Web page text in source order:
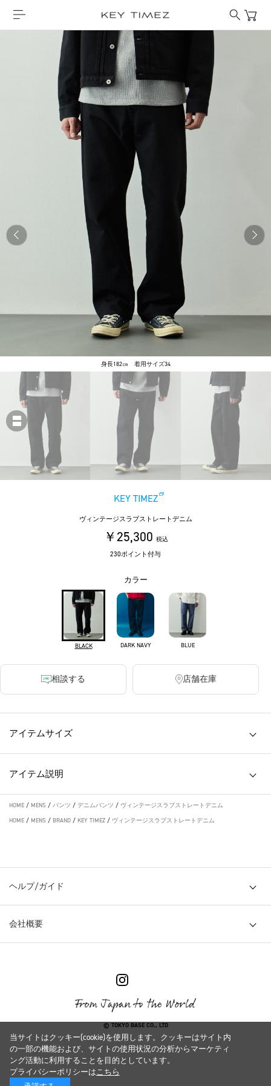
身長182㎝ 着用サイズ34
KEY TIMEZ
ヴィンテージスラブストレートデニム
￥25,300 税込
230ポイント付与
カラー
BLACK DARK NAVY BLUE
相談する 店舗在庫
アイテムサイズ
アイテム説明
HOME / MENS / パンツ / デニムパンツ / ヴィンテージスラブストレートデニム
HOME / MENS / BRAND / KEY TIMEZ / ヴィンテージスラブストレートデニム
ヘルプ/ガイド
会社概要
© TOKYO BASE CO., LTD
当サイトはクッキー(cookie)を使用します。クッキーはサイト内
の一部の機能および、サイトの使用状況の分析からマーケティ
ング活動に利用することを目的としています。
プライバシーポリシーはこちら